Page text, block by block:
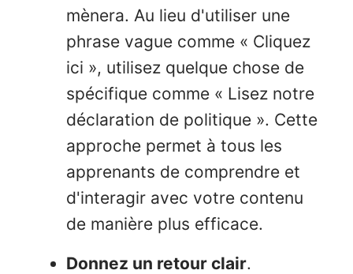
mènera. Au lieu d'utiliser une
phrase vague comme « Cliquez
ici », utilisez quelque chose de
spécifique comme « Lisez notre
déclaration de politique ». Cette
approche permet à tous les
apprenants de comprendre et
d'interagir avec votre contenu
de manière plus efficace.
Donnez un retour clair.